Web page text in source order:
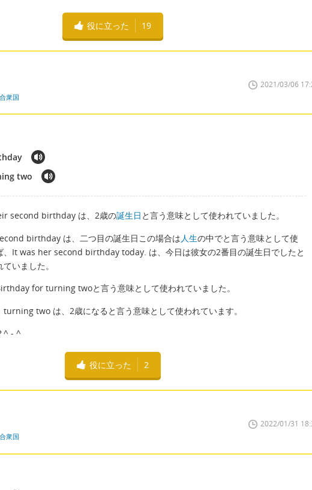
役に立った 19
衆国
2021/03/06
two
second birthday は、2歳の誕生日 と言う意味として使われていました。
birthday は、二つ目の誕生日この場合は 人生の中でと言う意味として使
、It was her second birthday today. は、今日は彼女の2番目の誕生日でしたと
いました。
for turning twoと言う意味として使われていました。
turning two は、2歳になると言う意味として使われています。
^ - ^
役に立った 2
衆国
2022/01/31